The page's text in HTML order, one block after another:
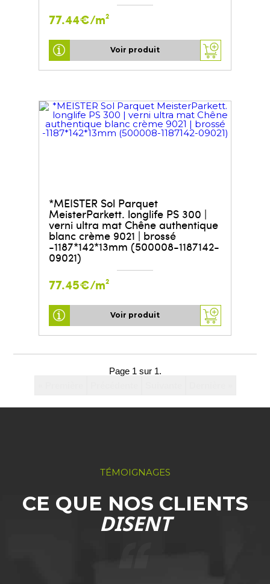
77.44€/m²
Voir produit
*MEISTER Sol Parquet
MeisterParkett. longlife PS 300 |
verni ultra mat Chêne authentique
blanc crème 9021 | brossé
-1187*142*13mm (500008-1187142-
09021)
77.45€/m²
Voir produit
Page 1 sur 1.
TÉMOIGNAGES
CE QUE NOS CLIENTS
DISENT